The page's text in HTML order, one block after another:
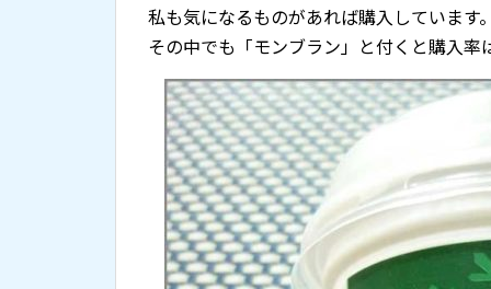
私も気になるものがあれば購入しています
その中でも「モンブラン」と付くと購入率